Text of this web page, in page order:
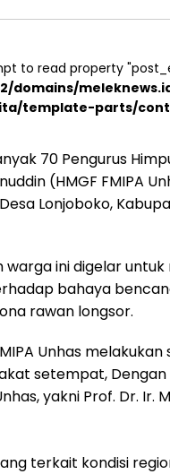
to read property
domains/
template-parts/
70 Pengurus
(HMGF FMIPA
Lonjoboko,
warga ini digelar
bahaya
rawan longsor.
Unhas
setempat,
yakni Prof. Dr. Ir.
terkait kondisi